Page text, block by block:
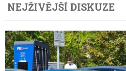
NEJŽIVĚJŠÍ DISKUZE